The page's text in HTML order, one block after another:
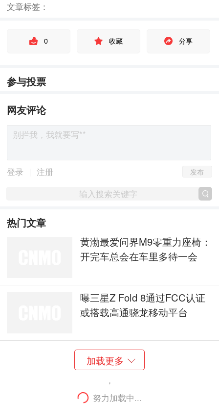
文章标签：
0 收藏 分享
参与投票
网友评论
登录 注册 发布
热门文章
黄渤最爱问界M9零重力座椅：
开完车总会在车里多待一会
曝三星Z Fold 8通过FCC认证
或搭载高通骁龙移动平台
加载更多
'
努力加载中...